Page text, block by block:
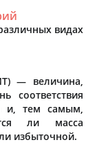
видах
— величина,
соответствия
и, тем самым,
ли масса
избыточной.